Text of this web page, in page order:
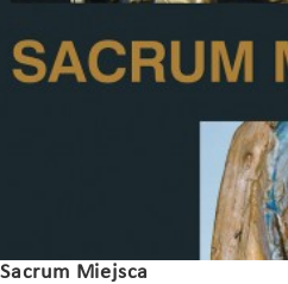
Sacrum Miejsca